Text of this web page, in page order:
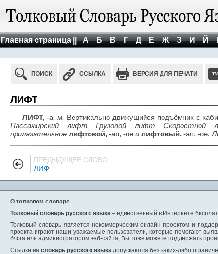
Главная страница || А Б В Г Д Е Ж З И Й
ПОИСК ССЫЛКА ВЕРСИЯ ДЛЯ ПЕЧАТИ
ЛИФТ
ЛИФТ, -а, м. Вертикально движущийся подъёмник с
Пассажирский лифт Грузовой лифт
прилагательное лифтовой, -ая, -ое и лифтовый, -ая, -ое.
ПРЕДЫДУЩЕЕ СЛОВО
ЛИФ
О толковом словаре
Толковый словарь русского языка – единственный в Интернете
Толковый словарь является некоммерческим онлайн проектом и
проекта играют наши уважаемые пользователи, которые помогают
блога или администратором веб-сайта, Вы тоже можете поддержать
Ссылки на словарь русского языка допускаются без каких-либо